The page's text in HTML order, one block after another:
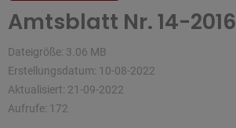
Amtsblatt Nr. 14-2016
Dateigröße: 3.06 MB
Erstellungsdatum: 10-08-2022
Aktualisiert: 21-09-2022
Aufrufe: 172